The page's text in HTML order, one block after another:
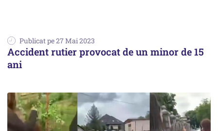
Publicat pe 27 Mai 2023
Accident rutier provocat de un minor de 15
ani